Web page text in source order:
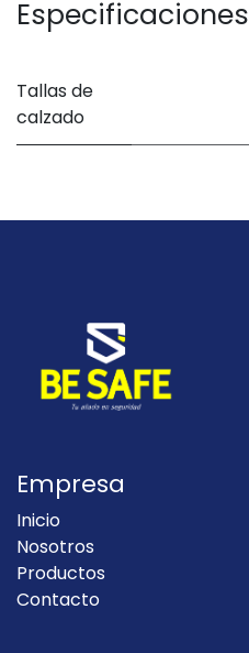
Especificaciones
Tallas de
calzado
Empresa
Inicio
Nosotros
Productos
Contacto